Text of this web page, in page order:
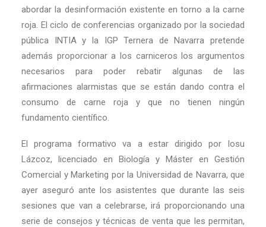
abordar la desinformación existente en torno a la carne
roja. El ciclo de conferencias organizado por la sociedad
pública INTIA y la IGP Ternera de Navarra pretende
además proporcionar a los carniceros los argumentos
necesarios para poder rebatir algunas de las
afirmaciones alarmistas que se están dando contra el
consumo de carne roja y que no tienen ningún
fundamento científico.
El programa formativo va a estar dirigido por Iosu
Lázcoz, licenciado en Biología y Máster en Gestión
Comercial y Marketing por la Universidad de Navarra, que
ayer aseguró ante los asistentes que durante las seis
sesiones que van a celebrarse, irá proporcionando una
serie de consejos y técnicas de venta que les permitan,